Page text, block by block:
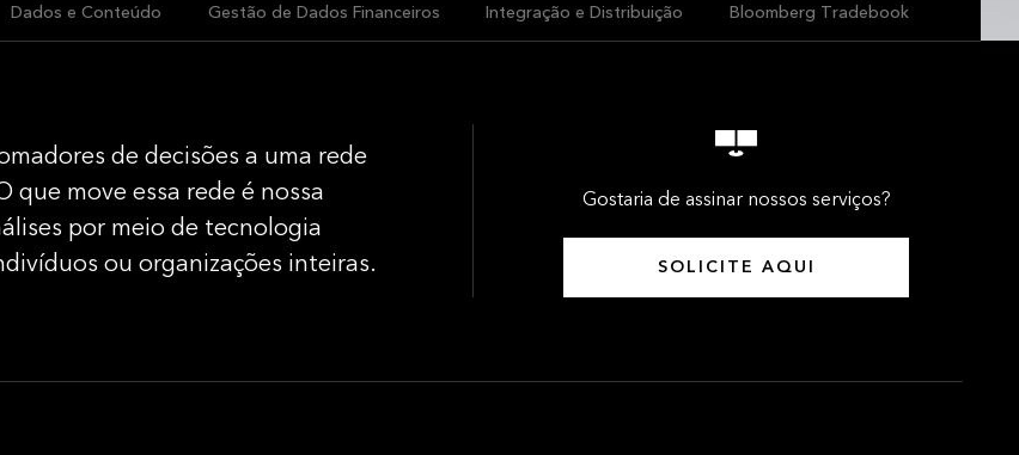
Dados e Conteúdo Gestão de Dados Financeiros Integração e Distribuição Bloomberg Tradebook
de decisões a uma rede
que move essa rede é nossa
por meio de tecnologia
ou organizações inteiras.
Gostaria de assinar nossos serviços?
SOLICITE AQUI